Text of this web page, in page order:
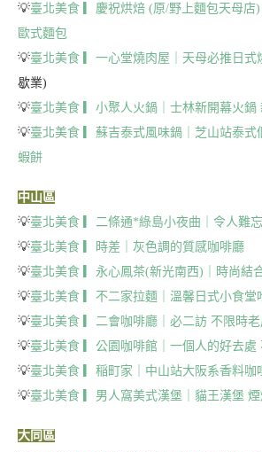
💡臺北美食 ▎慶祝烘焙 (原/野上麵包天母店
歐式麵包
💡臺北美食 ▎一心堂燒肉屋｜天母必推日式
歇業)
💡臺北美食 ▎小聚人火鍋｜士林新開幕火鍋
💡臺北美食 ▎蘇吉泰式風味鍋｜芝山站泰式
蝦餅
中山區
💡臺北美食 ▎二條通*綠島小夜曲｜令人難
💡臺北美食 ▎時差｜灰色調的質感咖啡廳
💡臺北美食 ▎永心鳳茶(新光南西)｜時尚結
💡臺北美食 ▎不二家拉麵｜溫馨日式小食堂
💡臺北美食 ▎二會咖啡廳｜必二訪 不限時
💡臺北美食 ▎公園咖啡館｜一個人的好去處
💡臺北美食 ▎稲町家｜中山站大阪系香料咖
💡臺北美食 ▎男人窩美式漢堡｜貓王漢堡
大同區